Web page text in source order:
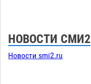
НОВОСТИ СМИ2
Новости smi2.ru